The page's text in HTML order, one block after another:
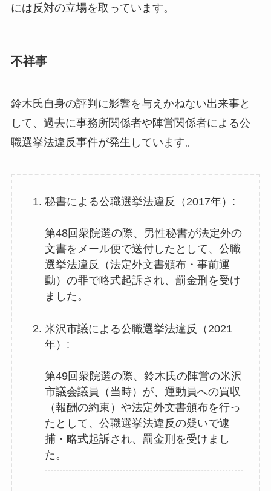
には反対の立場を取っています。
不祥事
鈴木氏自身の評判に影響を与えかねない出来事と
して、過去に事務所関係者や陣営関係者による公
職選挙法違反事件が発生しています。
秘書による公職選挙法違反（2017年）:
第48回衆院選の際、男性秘書が法定外の
文書をメール便で送付したとして、公職
選挙法違反（法定外文書頒布・事前運
動）の罪で略式起訴され、罰金刑を受け
ました。
米沢市議による公職選挙法違反（2021
年）:
第49回衆院選の際、鈴木氏の陣営の米沢
市議会議員（当時）が、運動員への買収
（報酬の約束）や法定外文書頒布を行っ
たとして、公職選挙法違反の疑いで逮
捕・略式起訴され、罰金刑を受けまし
た。